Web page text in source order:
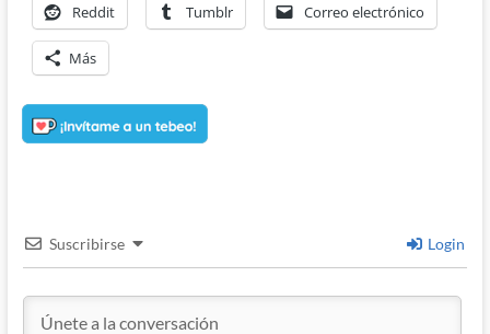
Reddit Tumblr Correo electrónico
Más
Suscribirse Login